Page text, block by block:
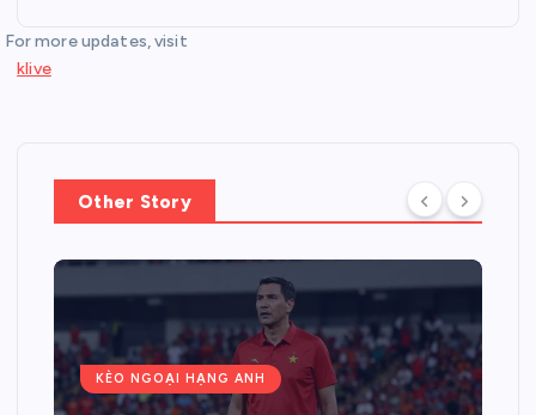
For more updates, visit
klive
Other Story
KÈO NGOẠI HẠNG ANH